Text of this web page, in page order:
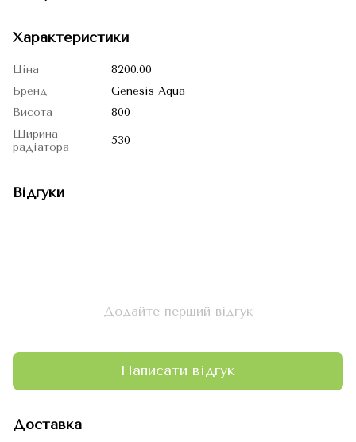
Характеристики
Ціна
8200.00
Бренд
Genesis Aqua
Висота
800
Ширина
радіатора
530
Відгуки
Додайте перший відгук
Написати відгук
Доставка